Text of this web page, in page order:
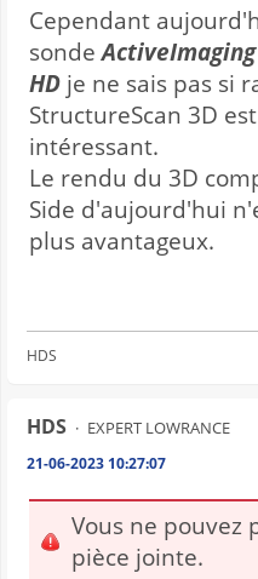
Cependant
sonde
HD je ne sais pas si
StructureScan 3D
intéressant.
Le rendu du 3D
Side d'aujourd'hui
plus avantageux.
HDS
HDS EXPERT LOWRANCE
21-06-2023 10:27:07
Vous ne pouvez
pièce jointe.